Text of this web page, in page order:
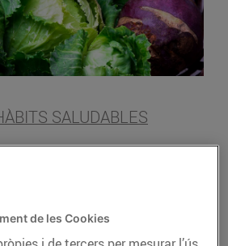
SALUDABLES
les
d’hivern
de les Cookies